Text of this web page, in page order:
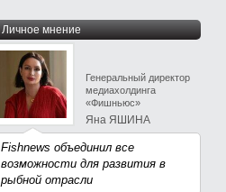
Личное мнение
Генеральный директор
медиахолдинга
«Фишньюс»
Яна ЯШИНА
Fishnews объединил все
возможности для развития в
рыбной отрасли